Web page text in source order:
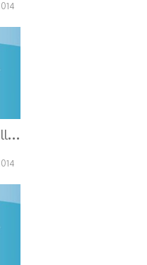
L
a murène – Oh qu’elle est belle, Oh qu’elle est bleue !